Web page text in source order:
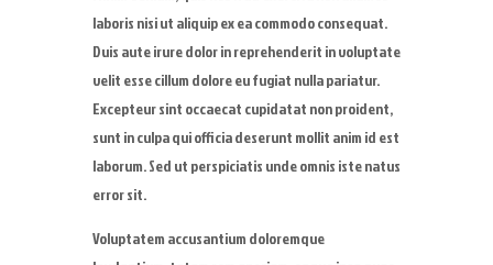
laboris nisi ut aliquip ex ea commodo consequat.
Duis aute irure dolor in reprehenderit in voluptate
velit esse cillum dolore eu fugiat nulla pariatur.
Excepteur sint occaecat cupidatat non proident,
sunt in culpa qui officia deserunt mollit anim id est
laborum. Sed ut perspiciatis unde omnis iste natus
error sit.
Voluptatem accusantium doloremque